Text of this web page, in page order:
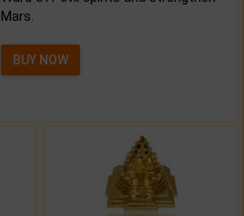
Mars.
BUY NOW